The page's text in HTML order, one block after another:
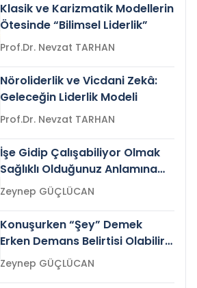
Klasik ve Karizmatik Modellerin
Ötesinde “Bilimsel Liderlik”
Prof.Dr. Nevzat TARHAN
Nöroliderlik ve Vicdani Zekâ:
Geleceğin Liderlik Modeli
Prof.Dr. Nevzat TARHAN
İşe Gidip Çalışabiliyor Olmak
Sağlıklı Olduğunuz Anlamına
Gelir mi?Zeynep GÜÇLÜCAN
Konuşurken “Şey” Demek
Erken Demans Belirtisi Olabilir
mi?
Zeynep GÜÇLÜCAN